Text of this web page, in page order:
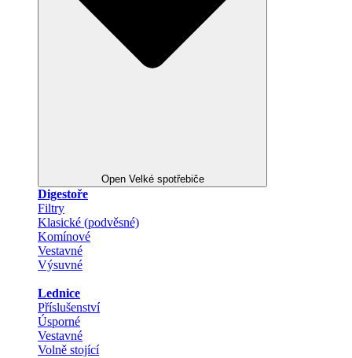
Open Velké spotřebiče
Digestoře
Filtry
Klasické (podvěsné)
Komínové
Vestavné
Výsuvné
Lednice
Příslušenství
Úsporné
Vestavné
Volně stojící